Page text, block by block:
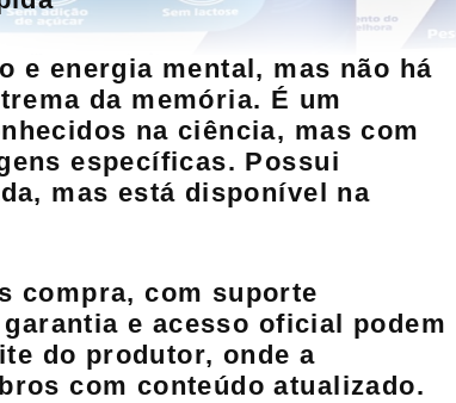
e energia mental, mas não há
da memória. É um
na ciência, mas com
específicas. Possui
mas está disponível na
compra, com suporte
garantia e acesso oficial
podem
do produtor, onde a
com conteúdo atualizado.